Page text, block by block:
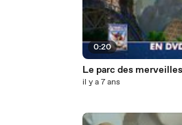
0:20
Le parc des
il y a 7 ans